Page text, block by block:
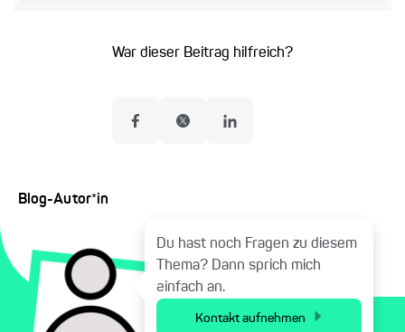
War dieser Beitrag hilfreich?
Blog-Autor*in
Du hast noch Fragen zu diesem
Thema? Dann sprich mich
einfach an.
Kontakt aufnehmen